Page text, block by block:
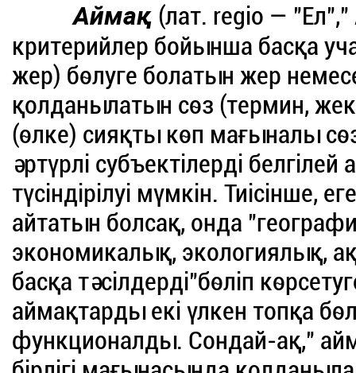
Аймақ (лат. regio — "Ел","
критерийлер бойынша басқа
жер) бөлуге болатын жер
қолданылатын сөз (термин,
(өлке) сияқты көп мағыналы
әртүрлі субъектілерді
түсіндірілуі мүмкін. Тиісінше,
айтатын болсақ, онда
экономикалық, экологиялық,
басқа тәсілдерді"бөліп
аймақтарды екі үлкен топқа
функционалды. Сондай-ақ,"